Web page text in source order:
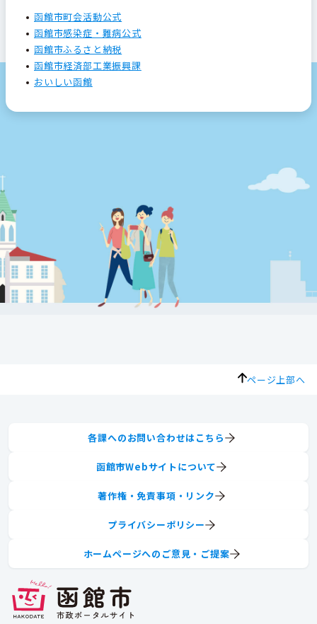
函館市町会活動公式
函館市感染症・難病公式
函館市ふるさと納税
函館市経済部工業振興課
おいしい函館
ページ上部へ
各課へのお問い合わせはこちら
函館市Webサイトについて
著作権・免責事項・リンク
プライバシーポリシー
ホームページへのご意見・ご提案